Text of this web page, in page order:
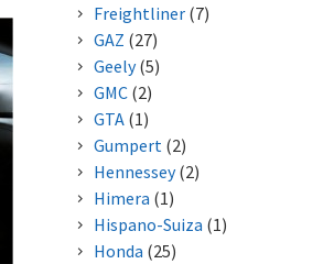
Freightliner(7)
GAZ (27)
Geely(5)
GMC(2)
GTA(1)
Gumpert (2)
Hennessey(2)
Himera (1)
Hispano-Suiza (1)
Honda (25)